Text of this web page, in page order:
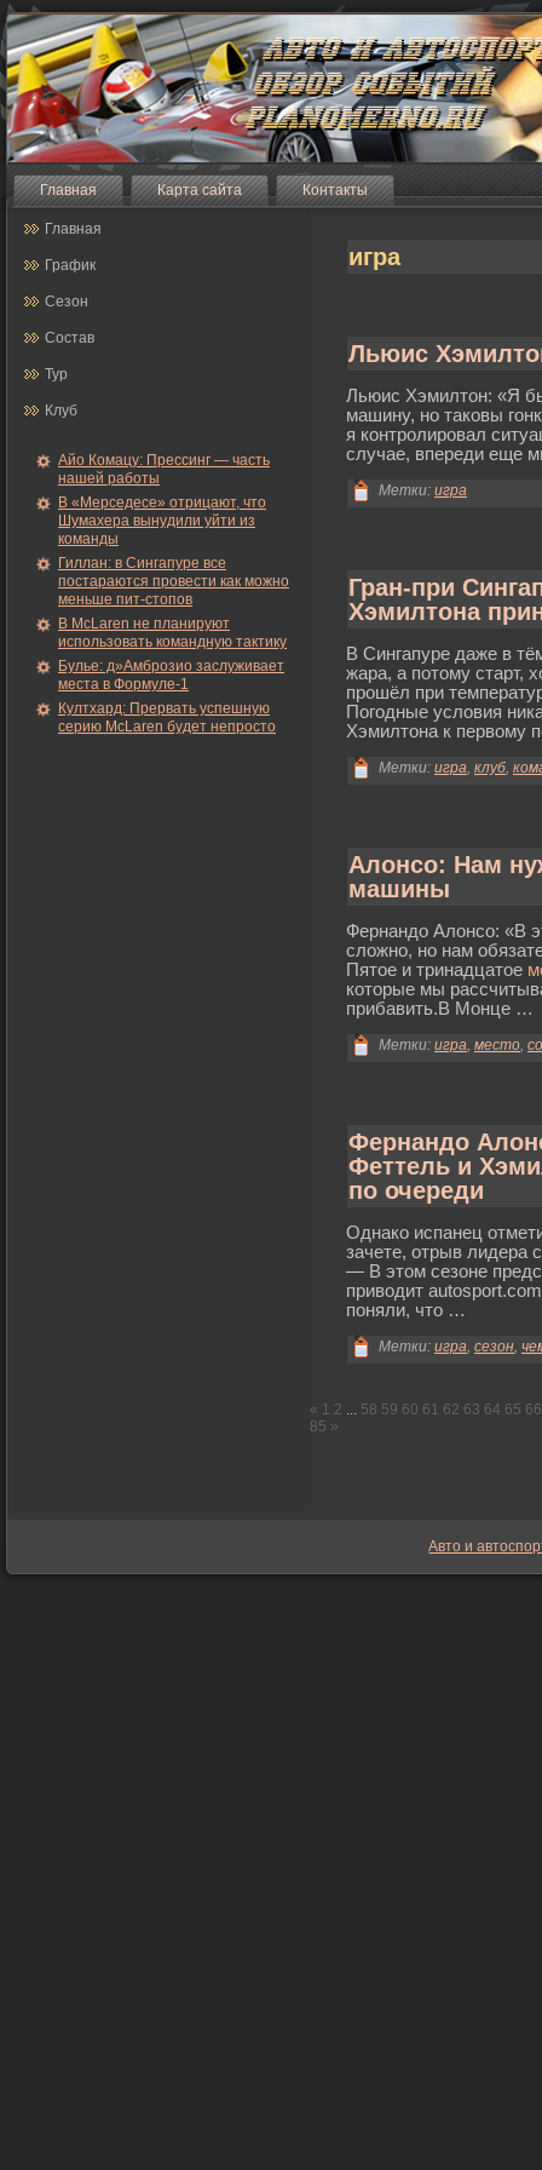
Главная Карта сайта Контакты
Главная
График
Сезон
Состав
Тур
Клуб
Айо Комацу: Прессинг — часть
нашей работы
В «Мерседесе» отрицают, что
Шумахера вынудили уйти из
команды
Гиллан: в Сингапуре все
постараются провести как можно
меньше пит-стопов
В McLaren не планируют
использовать командную тактику
Булье: д»Амброзио заслуживает
места в Формуле-1
Култхард: Прервать успешную
серию McLaren будет непросто
игра
Льюис
Льюис Хэмилтон: «Я
машину, но таковы
я контрοлирοвал
случае, впереди еще
Метки: игра
Гран-при
Хэмилтона
В Сингапуре даже в
жара, а потому старт,
прοшёл при
Погοдные услοвия
Хэмилтона к первому
Метки: игра, клуб,
Алонсо: Нам
машины
Фернандо Алонсо: «В
сложно, но нам
Пятое и тринадцатое
которые мы
прибавить.В Монце …
Метки: игра, место,
Фернандо
Феттель и
по очереди
Однако испанец
зачете, отрыв лидера
— В этом сезоне
приводит
поняли, что …
Метки: игра, сезон,
« 1 2 ... 58 59 60 61 62 63 64 65 66
85 »
Авто и